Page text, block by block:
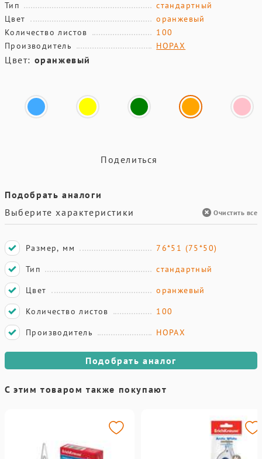
Тип
стандартный
Цвет
оранжевый
Количество листов
100
Производитель
HOPAX
Цвет: оранжевый
Поделиться
Подобрать аналоги
Выберите характеристики
Очистить все
Размер, мм
76*51 (75*50)
Тип
стандартный
Цвет
оранжевый
Количество листов
100
Производитель
HOPAX
Подобрать аналог
С этим товаром также покупают